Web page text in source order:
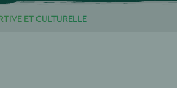
ET CULTURELLE